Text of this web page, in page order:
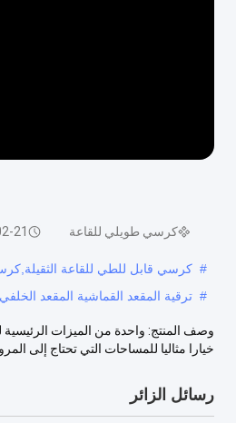
كرسي طويلي للقاعة 21
# كرسي قابل للطي للقاعة
# ترقية المقعد القماشية المقعد
وصف المنتج: واحدة من الميزات
خيارا مثاليا للمساحات التي تحتاج إلى
رسائل الزائر